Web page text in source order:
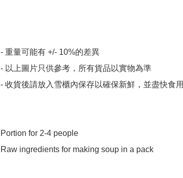
- 重量可能有 +/- 10%的差異
- 以上圖片只供參考，所有貨品以實物為準
- 收貨後請放入雪櫃內保存以確保新鮮，並盡快食用
Portion for 2-4 people
Raw ingredients for making soup in a pack